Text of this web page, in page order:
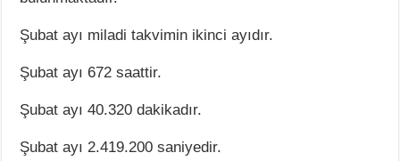
Şubat ayı miladi takvimin ikinci ayıdır.
Şubat ayı 672 saattir.
Şubat ayı 40.320 dakikadır.
Şubat ayı 2.419.200 saniyedir.